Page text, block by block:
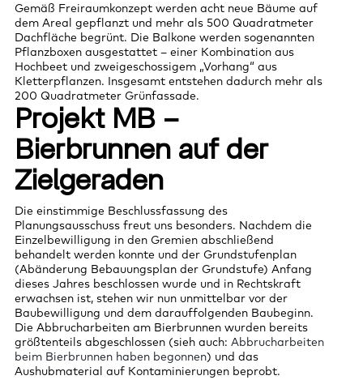
Gemäß Freiraumkonzept werden acht neue Bäume auf
dem Areal gepflanzt und mehr als 500 Quadratmeter
Dachfläche begrünt. Die Balkone werden sogenannten
Pflanzboxen ausgestattet – einer Kombination aus
Hochbeet und zweigeschossigem „Vorhang“ aus
Kletterpflanzen. Insgesamt entstehen dadurch mehr als
200 Quadratmeter Grünfassade.
Projekt MB –
Bierbrunnen auf der
Zielgeraden
Die einstimmige Beschlussfassung des
Planungsausschuss freut uns besonders. Nachdem die
Einzelbewilligung in den Gremien abschließend
behandelt werden konnte und der Grundstufenplan
(Abänderung Bebauungsplan der Grundstufe) Anfang
dieses Jahres beschlossen wurde und in Rechtskraft
erwachsen ist, stehen wir nun unmittelbar vor der
Baubewilligung und dem darauffolgenden Baubeginn.
Die Abbrucharbeiten am Bierbrunnen wurden bereits
größtenteils abgeschlossen (sieh auch:Abbrucharbeiten
beim Bierbrunnen haben begonnen) und das
Aushubmaterial auf Kontaminierungen beprobt.